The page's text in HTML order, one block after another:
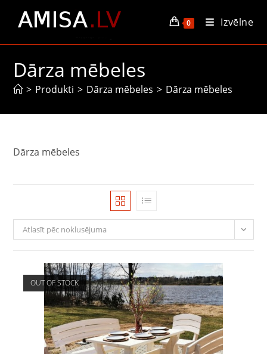
0 Izvēlne
Dārza mēbeles
> Produkti > Dārza mēbeles > Dārza mēbeles
Dārza mēbeles
Atlasīt pēc noklusējuma
OUT OF STOCK